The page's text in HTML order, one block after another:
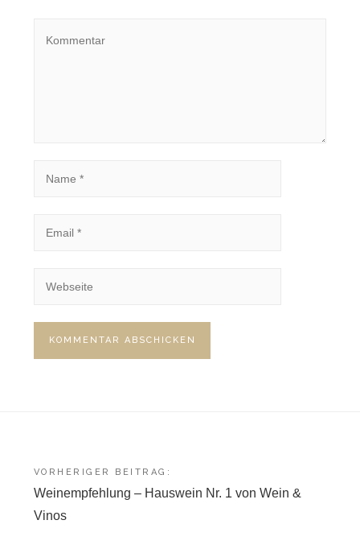
Beitragsnavigation
VORHERIGER BEITRAG:
Weinempfehlung – Hauswein Nr. 1 von Wein &
Vinos